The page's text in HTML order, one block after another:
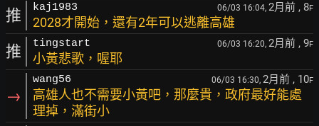
推 kaj1983 06/03 16:04, 2月前 , 8F
2028才開始，還有2年可以逃離高雄
推 tingstart 06/03 16:20, 2月前 , 9F
小黃悲歌，喔耶
→
wang56 06/03 16:30, 2月前 , 10F
高雄人也不需要小黃吧，那麼貴，政府最好能處
理掉，滿街小